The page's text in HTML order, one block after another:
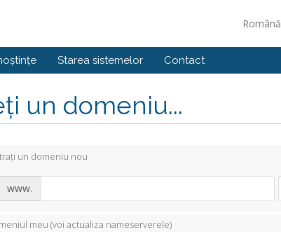
Română
Starea sistemelor Contact
un domeniu...
un domeniu nou
www.
meu (voi actualiza nameserverele)